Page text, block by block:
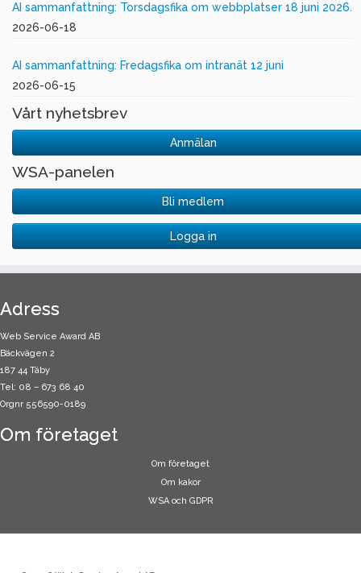
AI sammanfattning: Torsdagsfika om webbplatser 18 juni 2026.
2026-06-18
AI sammanfattning: Fredagsfika om intranät 12 juni
2026-06-15
Vårt nyhetsbrev
Anmälan
WSA-panelen
Bli medlem
Logga in
Adress
Web Service Award AB
Bäckvägen 2
187 44 Täby
Tel: 08 – 673 68 40
Orgnr 556590-0189
Om företaget
Om företaget
Om kakor
WSA och GDPR